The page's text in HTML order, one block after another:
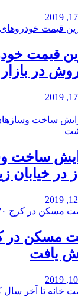
قیمت
در بازار
ساخت
در خیابان
یافت